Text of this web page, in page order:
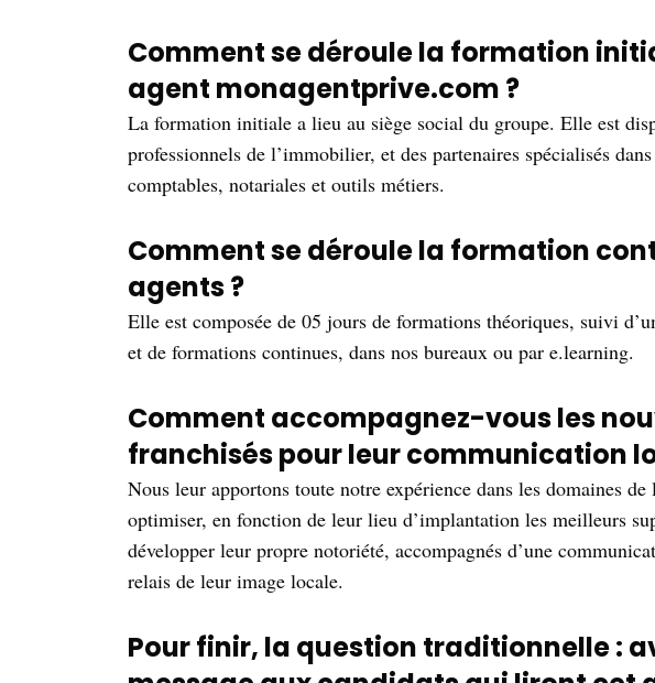
Comment se déroule la formation
agent monagentprive.com ?
La formation initiale a lieu au siège social du groupe. Elle est
professionnels de l’immobilier, et des partenaires spécialisés
comptables, notariales et outils métiers.
Comment se déroule la formation
agents ?
Elle est composée de 05 jours de formations théoriques, suivi
et de formations continues, dans nos bureaux ou par e.learning.
Comment accompagnez-vous les
franchisés pour leur communication
Nous leur apportons toute notre expérience dans les domaines
optimiser, en fonction de leur lieu d’implantation les meilleurs
développer leur propre notoriété, accompagnés d’une
relais de leur image locale.
Pour finir, la question traditionnelle :